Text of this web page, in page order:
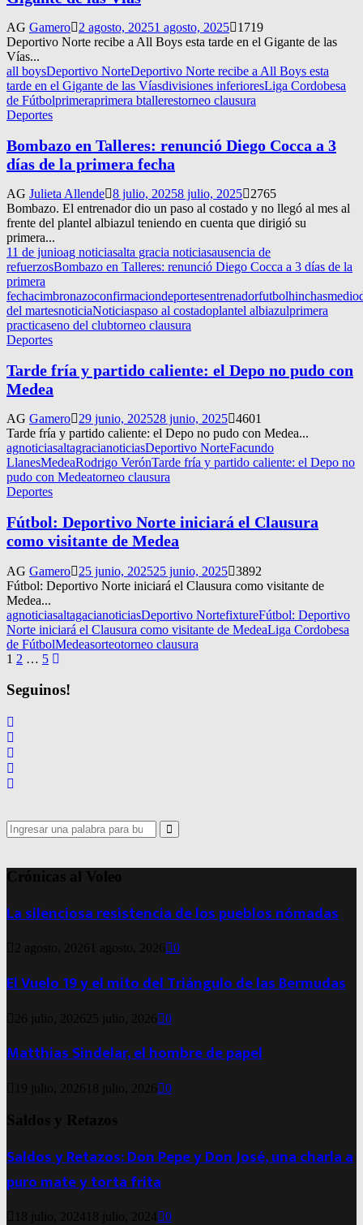
AG Gamero 2 agosto, 20251 agosto, 2025
1719
Deportivo Norte recibe a All Boys esta tarde en el Gigante de las
Vías...
all boysDeportivo NorteDeportivo Norte recibe a All Boys esta
tarde en el Gigante de las Víasdivisiones inferioresLiga Cordobesa
de Fútbolprimeraprimera btallerestorneo clausura
Deportes
Bombazo en Talleres: renunció Diego Cocca a 3
días de la primera fecha
AG Julieta Allende 8 julio, 20258 julio, 2025
2765
Bombazo. El entrenador dio un paso al costado y no llegó al mes al
frente del plantel albiazul teniendo en cuenta que dirigió su
primera...
11 de junioag noticiasalta gracia noticiasausencia de
refuerzosBombazo en Talleres: renunció Diego Cocca a 3 días de la
primera
fechacimbronazoconfirmaciondeportesentrenadorfutbolhinchas
del martesnoticiaNoticiaspaso al costadoplantel albiazulprimera
practicaseno del clubtorneo clausura
Deportes
Tarde fría y partido caliente: el Depo no pudo con
Medea
AG Gamero 29 junio, 202528 junio, 2025 4601
Tarde fría y partido caliente: el Depo no pudo con Medea...
agnoticiasaltagracianoticiasDeportivo NorteFacundo
LlanesMedeaRodrigo VerónTarde fría y partido caliente: el Depo no
pudo con Medeatorneo clausura
Deportes
Fútbol: Deportivo Norte iniciará el Clausura
como visitante de Medea
AG Gamero 25 junio, 202525 junio, 2025 3892
Fútbol: Deportivo Norte iniciará el Clausura como visitante de
Medea...
agnoticiasaltagacianoticiasDeportivo NortefixtureFútbol: Deportivo
Norte iniciará el Clausura como visitante de MedeaLiga Cordobesa
de FútbolMedeasorteotorneo clausura
Navegación
de
entradas
1 2 … 5
Seguinos!
Search
for:
Search
Crónicas al Voleo
La silenciosa resistencia de los pueblos nómadas
2 agosto, 2026 1 agosto, 2026 0
El Vuelo 19 y el mito del Triángulo de las Bermudas
26 julio, 2026 25 julio, 2026 0
Matthias Sindelar, el hombre de papel
19 julio, 2026 18 julio, 2026 0
Saldos y Retazos
Saldos y Retazos: Don Pepe y Don José, una charla a
puro mate y torta frita
18 julio, 2024 18 julio, 2024 0